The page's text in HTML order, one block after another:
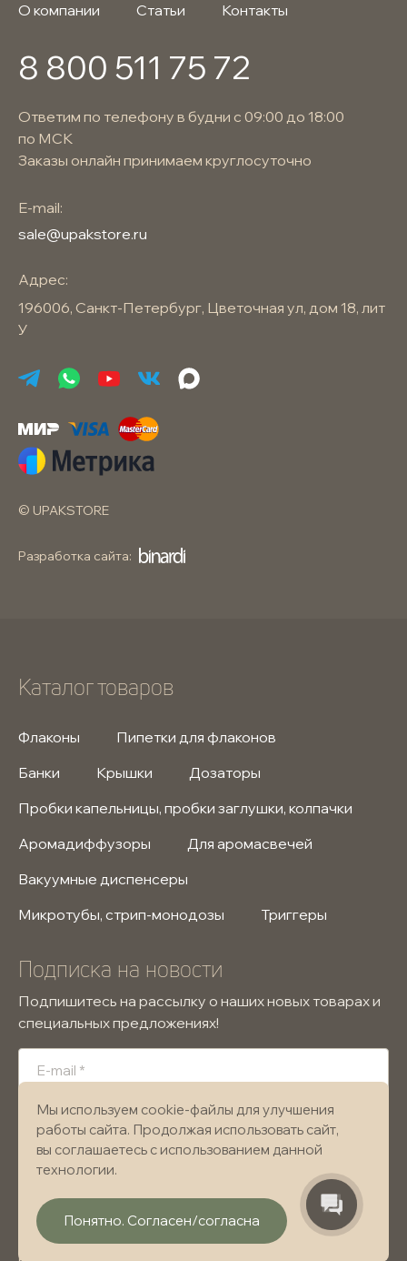
О компании
Статьи Контакты
8 800 511 75 72
Ответим по телефону в будни с 09:00 до 18:00
по МСК
Заказы онлайн принимаем круглосуточно
E-mail:
sale@upakstore.ru
Адрес:
196006, Санкт-Петербург, Цветочная ул, дом 18, лит
У
© UPAKSTORE
Разработка сайта:
Каталог товаров
Флаконы
Пипетки для флаконов
Банки
Крышки
Дозаторы
Пробки капельницы, пробки заглушки, колпачки
Аромадиффузоры
Для аромасвечей
Вакуумные диспенсеры
Микротубы, стрип-монодозы
Триггеры
Подписка на новости
Подпишитесь на рассылку о наших новых товарах и
специальных предложениях!
Подписаться
Я подтверждаю, что ознакомлен и согласен
» и даю согласие
на обработку вышеуказанных персональных данных.
Информация, представленная на данном сайте, носит
Мы используем cookie-файлы для улучшения
работы сайта. Продолжая использовать сайт,
вы соглашаетесь с использованием данной
технологии.
Понятно. Согласен/согласна